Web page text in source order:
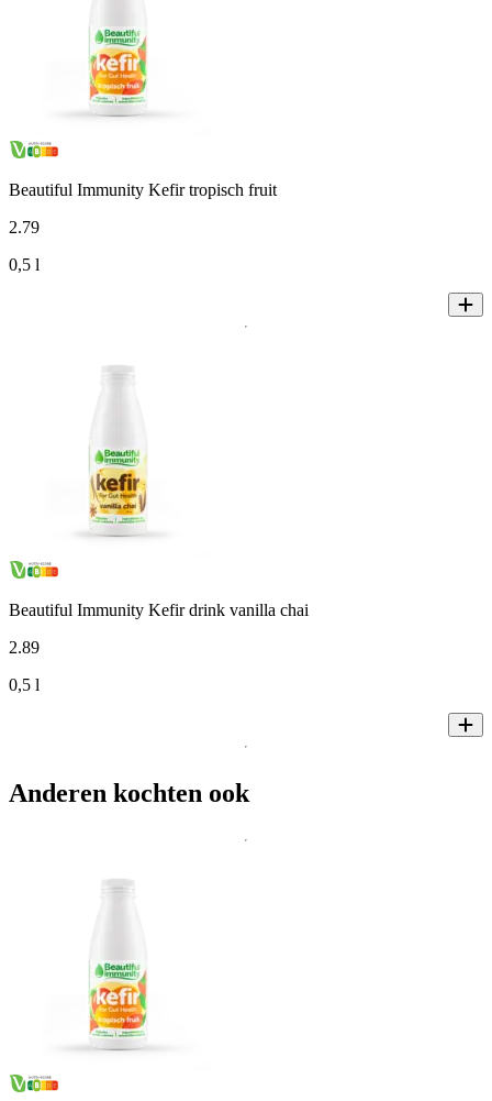
Beautiful Immunity Kefir tropisch fruit
2.79
0,5 l
Beautiful Immunity Kefir drink vanilla chai
2.89
0,5 l
Anderen kochten ook